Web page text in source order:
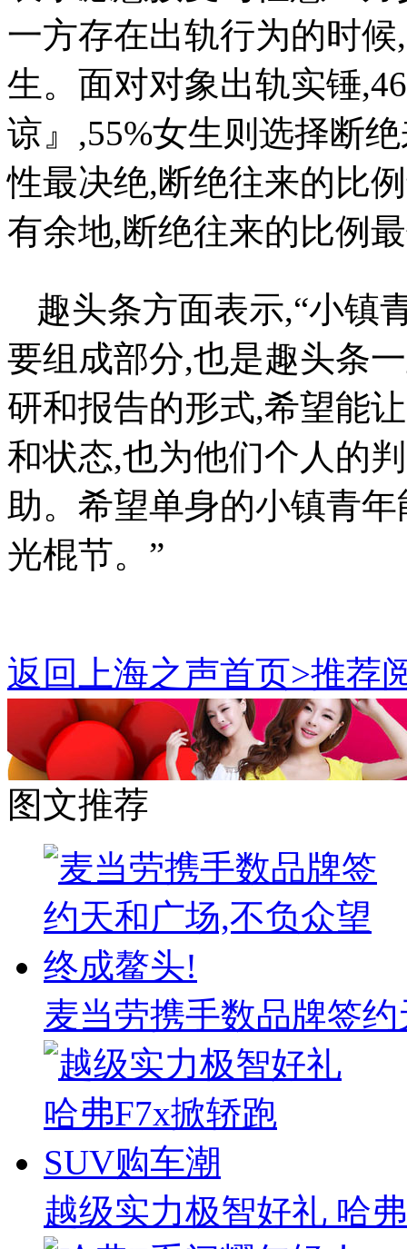
一方存在出轨行为的时
生。面对对象出轨实锤
谅』,55%女生则选择断
性最决绝,断绝往来的比
有余地,断绝往来的比例
趣头条方面表示,“小镇
要组成部分,也是趣头条
研和报告的形式,希望能
和状态,也为他们个人的
助。希望单身的小镇青
光棍节。”
返回上海之声首页>推荐
图文推荐
麦当劳携手数品牌签
越级实力极智好礼 哈